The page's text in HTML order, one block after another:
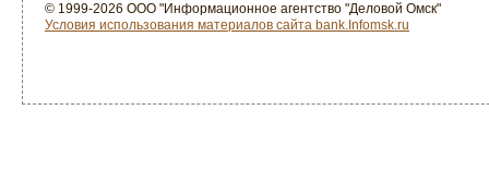
© 1999-2026 ООО "Информационное агентство "Деловой Омск"
Условия использования материалов сайта bank.Infomsk.ru